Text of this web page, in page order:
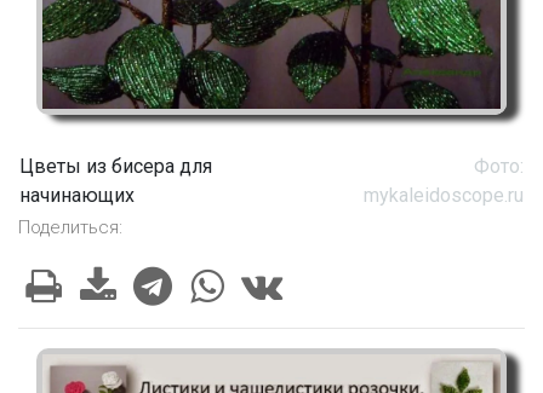
Цветы из бисера для
начинающих
Фото:
mykaleidoscope.ru
Поделиться: